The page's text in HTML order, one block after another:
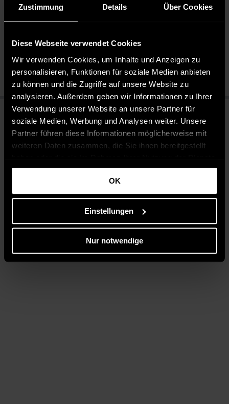
Zustimmung Details Über Cookies
Diese Webseite verwendet Cookies
Wir verwenden Cookies, um Inhalte und Anzeigen zu
personalisieren, Funktionen für soziale Medien anbieten
zu können und die Zugriffe auf unsere Website zu
analysieren. Außerdem geben wir Informationen zu Ihrer
Verwendung unserer Website an unsere Partner für
soziale Medien, Werbung und Analysen weiter. Unsere
Partner führen diese Informationen möglicherweise mit
weiteren Daten zusammen, die Sie ihnen bereitgestellt
gesammelt haben.
OK
Einstellungen
Nur notwendige
Pflegehinweise
Bleichen nicht erlaubt
Bügeln mit mittlerer Temperatur